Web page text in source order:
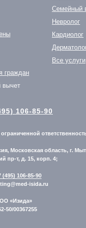
граждан
вычет
Семейный
Невролог
Кардиолог
Все услуги
106-85-90
Московская область, г.
пр-т, д. 15, корп. 4;
(495) 106-85-90
isida.ru
«Изида»
50/00367255